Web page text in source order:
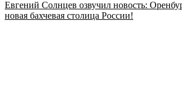
Евгений Солнцев озвучил новость:
новая бахчевая столица России!